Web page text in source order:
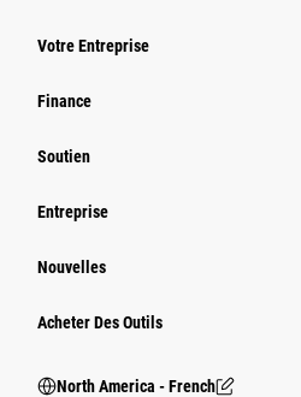
Votre Entreprise
Finance
Soutien
Entreprise
Nouvelles
Acheter Des Outils
North America - French